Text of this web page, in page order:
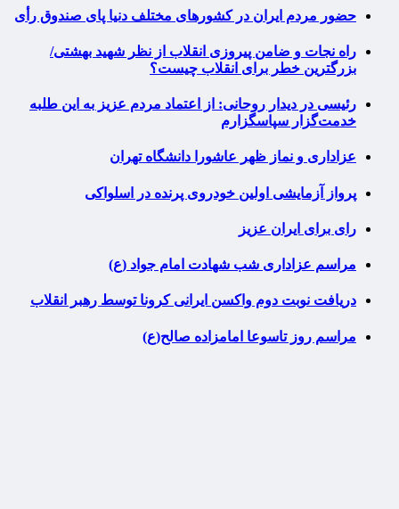
حضور مردم ایران در کشورهای مختلف دنیا پای صندوق رأی
راه نجات و ضامن پیروزی انقلاب از نظر شهید بهشتی/
بزرگترین خطر برای انقلاب چیست؟
رئیسی در دیدار روحانی: از اعتماد مردم عزیز به این طلبه
خدمت‌گزار سپاسگزارم
عزاداری و نماز ظهر عاشورا دانشگاه تهران
پرواز آزمایشی اولین خودروی پرنده در اسلواکی
رای برای ایران عزیز
مراسم عزاداری شب شهادت امام جواد (ع)
دریافت نوبت دوم واکسن ایرانی کرونا توسط رهبر انقلاب
مراسم روز تاسوعا امامزاده صالح(ع)